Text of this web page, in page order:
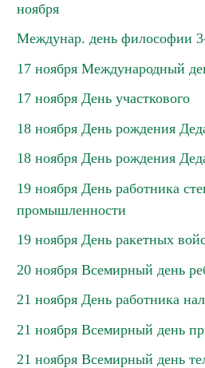
ноября
Междунар. день философии
17 ноября Международный
17 ноября День участкового
18 ноября День рождения
18 ноября День рождения
19 ноября День работника
промышленности
19 ноября День ракетных
20 ноября Всемирный день
21 ноября День работника
21 ноября Всемирный день
21 ноября Всемирный день